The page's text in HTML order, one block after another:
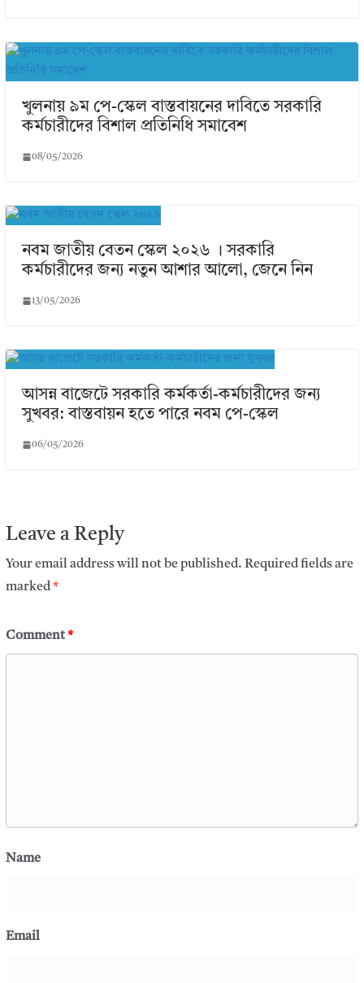
খুলনায় ৯ম পে-স্কেল বাস্তবায়নের দাবিতে সরকারি
কর্মচারীদের বিশাল প্রতিনিধি সমাবেশ
08/05/2026
নবম জাতীয় বেতন স্কেল ২০২৬ । সরকারি
কর্মচারীদের জন্য নতুন আশার আলো, জেনে নিন
13/05/2026
আসন্ন বাজেটে সরকারি কর্মকর্তা-কর্মচারীদের জন্য
সুখবর: বাস্তবায়ন হতে পারে নবম পে-স্কেল
06/05/2026
Leave a Reply
Your email address will not be published. Required fields are
marked*
Comment*
Name
Email